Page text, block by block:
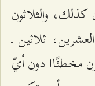
والثلاثون
ثلاثين ـ
مخطئًا! دون أيّ